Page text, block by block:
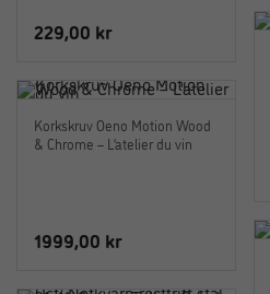
229,00 kr
Korkskruv Oeno Motion Wood
& Chrome – L’atelier du vin
1999,00 kr